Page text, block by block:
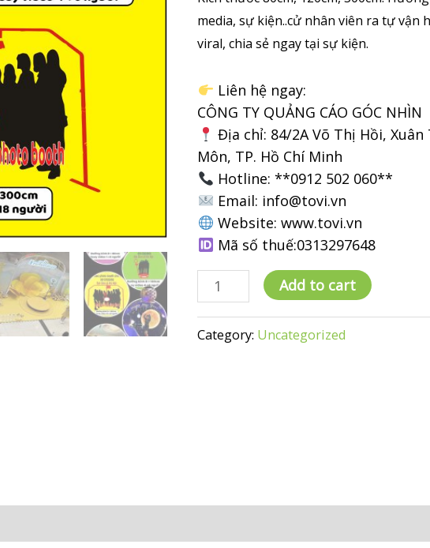
media, sự kiện..cử nhân viên ra tự vận
viral, chia sẻ ngay tại sự kiện.
Liên hệ ngay:
CÔNG TY QUẢNG CÁO GÓC NHÌN
Địa chỉ: 84/2A Võ Thị Hồi,
Môn, TP. Hồ Chí Minh
Hotline: **0912 502 060**
Email: info@tovi.vn
Website: www.tovi.vn
Mã số thuế:0313297648
Thuê
bục
Add to cart
Category: Uncategorized